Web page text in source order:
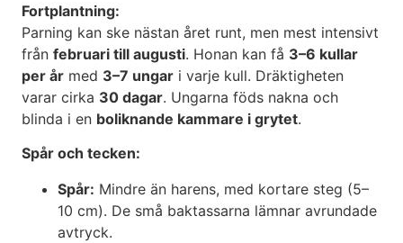
Fortplantning:
Parning kan ske nästan året runt, men mest intensivt
från februari till augusti. Honan kan få 3–6 kullar
per år med 3–7 ungar i varje kull. Dräktigheten
varar cirka 30 dagar. Ungarna föds nakna och
blinda i en boliknande kammare i grytet.
Spår och tecken:
Spår: Mindre än harens, med kortare steg (5–
10 cm). De små baktassarna lämnar avrundade
avtryck.